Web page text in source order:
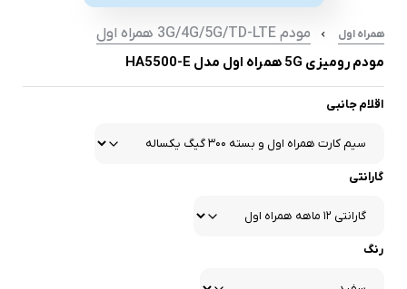
همراه اول
مودم 3G/4G/5G/TD-LTE همراه اول
مودم رومیزی 5G همراه اول مدل HA5500-E
اقلام جانبی
گارانتی
رنگ